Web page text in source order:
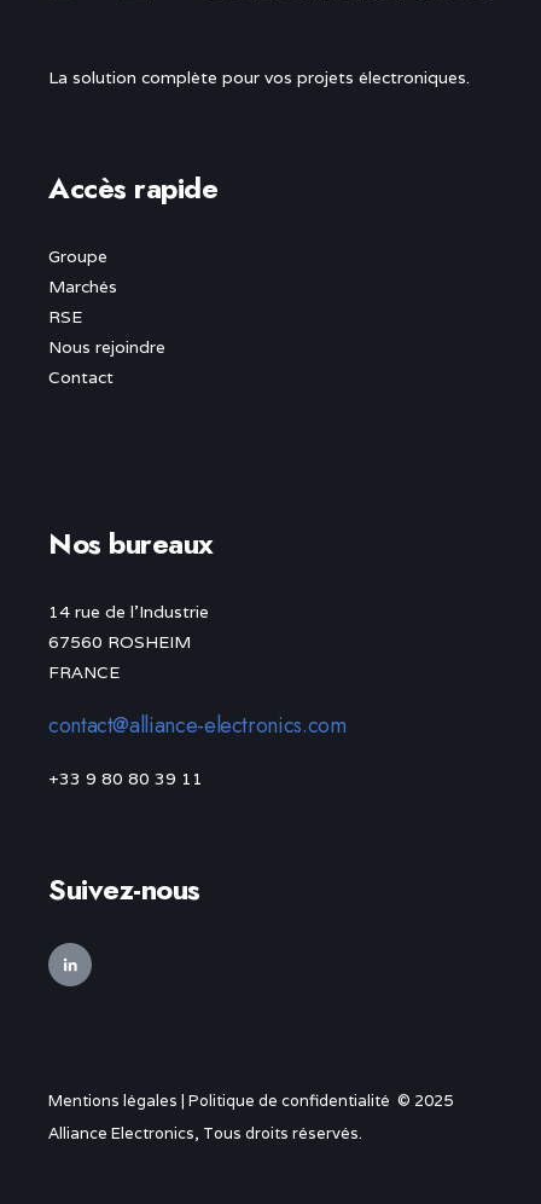
La solution complète pour vos projets électroniques.
Accès rapide
Groupe
Marchés
RSE
Nous rejoindre
Contact
Nos bureaux
14 rue de l’Industrie
67560 ROSHEIM
FRANCE
contact@alliance-electronics.com
+33 9 80 80 39 11
Suivez-nous
Mentions légales | Politique de confidentialité © 2025
Alliance Electronics, Tous droits réservés.